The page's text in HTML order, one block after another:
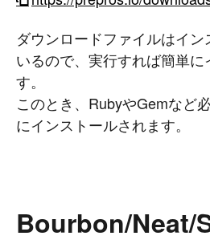
ダウンロードファイルはイ
いるので、実行すれば簡単に
す。
このとき、RubyやGemなど
にインストールされます。
Bourbon/Neat/